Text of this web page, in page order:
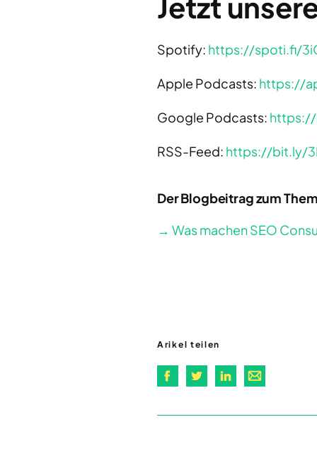
Spotify: https://spoti.fi/
Apple Podcasts: https://
Google Podcasts:
RSS-Feed: https://bit.ly/
Der Blogbeitrag zum
→ Was machen SEO
Arikel teilen